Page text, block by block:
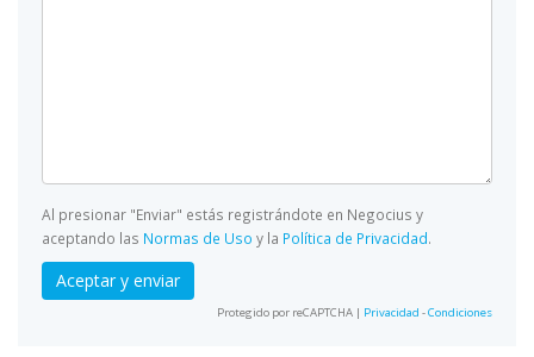
Al presionar "Enviar" estás registrándote en Negocius y
aceptando las Normas de Uso y la Política de Privacidad.
Aceptar y enviar
Protegido por reCAPTCHA | Privacidad -Condiciones